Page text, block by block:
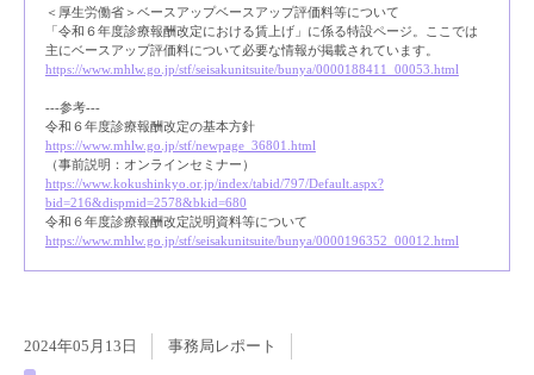
＜厚生労働省＞ベースアップベースアップ評価料等について
「令和６年度診療報酬改定における賃上げ」に係る特設ページ。ここでは
主にベースアップ評価料について必要な情報が掲載されています。
https://www.mhlw.go.jp/stf/seisakunitsuite/bunya/0000188411_00053.html
---参考---
令和６年度診療報酬改定の基本方針
https://www.mhlw.go.jp/stf/newpage_36801.html
（事前説明：オンラインセミナー）
https://www.kokushinkyo.or.jp/index/tabid/797/Default.aspx?
bid=216&dispmid=2578&bkid=680
令和６年度診療報酬改定説明資料等について
https://www.mhlw.go.jp/stf/seisakunitsuite/bunya/0000196352_00012.html
2024年05月13日 事務局レポート